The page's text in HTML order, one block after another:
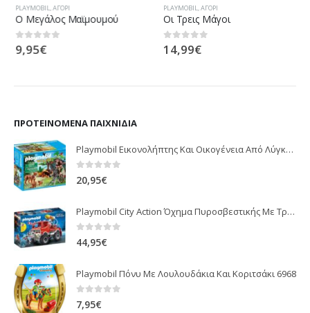
PLAYMOBIL,ΑΓΌΡΙ
Ο Μεγάλος Μαϊμουμού
0out of 5
9,95€
PLAYMOBIL,ΑΓΌΡΙ
Οι Τρεις Μάγοι
0out of 5
14,99€
ΠΡΟΤΕΙΝΌΜΕΝΑ ΠΑΙΧΝΊΔΙΑ
Playmobil Εικονολήπτης Και Οικογένεια Από Λύγκες 5561
0 out of 5
20,95€
Playmobil City Action Όχημα Πυροσβεστικής Με Τροχαλία Ρυμούλκησης 9466
0 out of 5
44,95€
Playmobil Πόνυ Με Λουλουδάκια Και Κοριτσάκι 6968
0out of 5
7,95€